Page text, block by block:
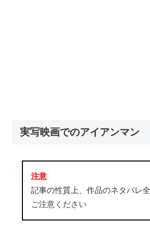
実写映画でのアイアンマン
注意
記事の性質上、作品のネタバレ
ご注意ください